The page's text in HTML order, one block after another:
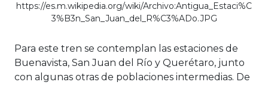
https://es.m.wikipedia.org/wiki/Archivo:Antigua_Estaci%C
3%B3n_San_Juan_del_R%C3%ADo.JPG
Para este tren se contemplan las estaciones de
Buenavista, San Juan del Río y Querétaro, junto
con algunas otras de poblaciones intermedias. De